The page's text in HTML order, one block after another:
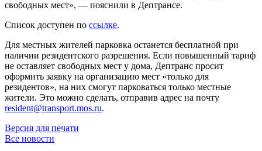
свободных мест», — пояснили в Дептрансе.
Список доступен по ссылке.
Для местных жителей парковка останется бесплатной при
наличии резидентского разрешения. Если повышенный тариф
не оставляет свободных мест у дома, Дептранс просит
оформить заявку на организацию мест «только для
резидентов», на них смогут парковаться только местные
жители. Это можно сделать, отправив адрес на почту
resident@transport.mos.ru.
Версия для печати
Все новости